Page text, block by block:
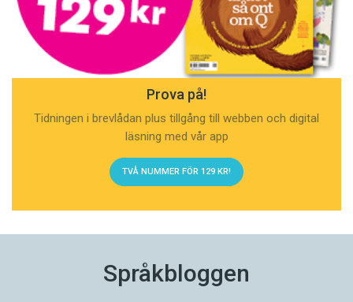
Prova på!
Tidningen i brevlådan plus tillgång till webben och digital
läsning med vår app
TVÅ NUMMER FÖR 129 KR!
Språkbloggen